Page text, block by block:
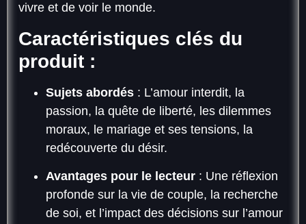
vivre et de voir le monde.
Caractéristiques clés du
produit :
Sujets abordés : L’amour interdit, la
passion, la quête de liberté, les dilemmes
moraux, le mariage et ses tensions, la
redécouverte du désir.
Avantages pour le lecteur : Une réflexion
profonde sur la vie de couple, la recherche
de soi, et l’impact des décisions sur l’amour